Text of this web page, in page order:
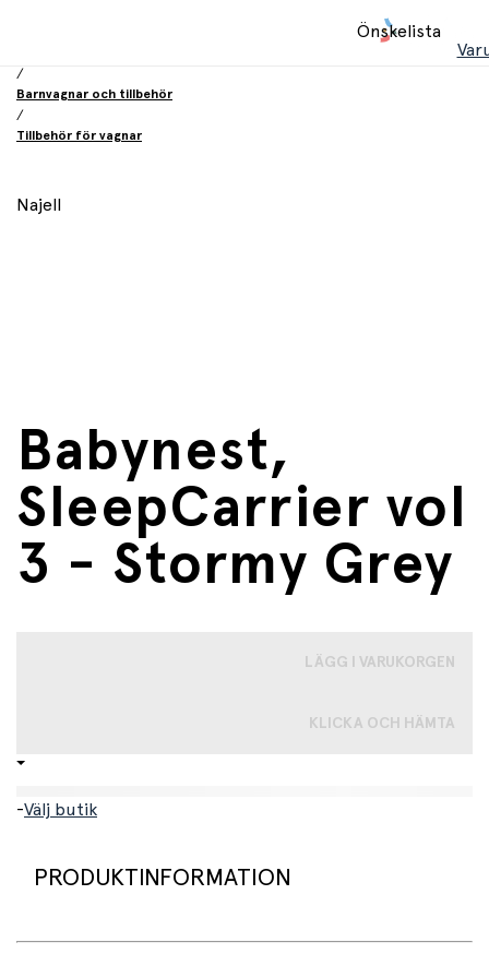
Önskelista
/
Barnvagnar och tillbehör
/
Tillbehör för vagnar
Najell
Babynest,
SleepCarrier vol
3 - Stormy Grey
LÄGG I VARUKORGEN
KLICKA OCH HÄMTA
-Välj butik
PRODUKTINFORMATION